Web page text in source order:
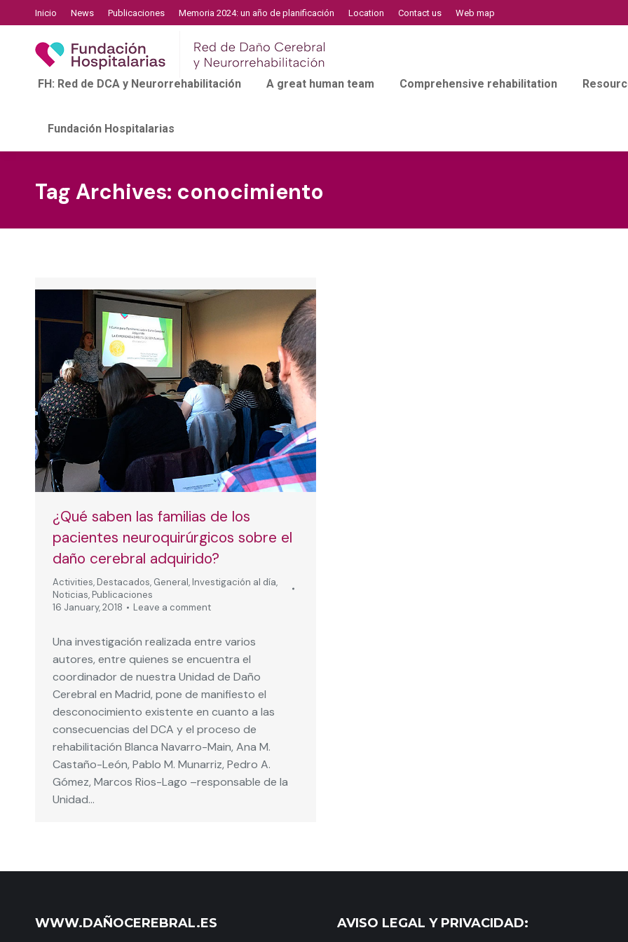
Inicio News Publicaciones Memoria 2024: un año de planificación Location Contact us Web map
FH: Red de DCA y Neurorrehabilitación A great human team Comprehensive rehabilitation
Fundación Hospitalarias
Tag Archives: conocimiento
¿Qué saben las familias de los
pacientes neuroquirúrgicos sobre el
daño cerebral adquirido?
Activities, Destacados, General, Investigación al día,
Noticias, Publicaciones
16 January, 2018
Leave a comment
Una investigación realizada entre varios
autores, entre quienes se encuentra el
coordinador de nuestra Unidad de Daño
Cerebral en Madrid, pone de manifiesto el
desconocimiento existente en cuanto a las
consecuencias del DCA y el proceso de
rehabilitación Blanca Navarro-Main, Ana M.
Castaño-León, Pablo M. Munarriz, Pedro A.
Gómez, Marcos Rios-Lago –responsable de la
Unidad…
WWW.DAÑOCEREBRAL.ES AVISO LEGAL Y PRIVACIDAD: